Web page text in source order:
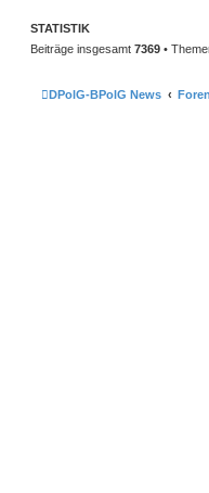
STATISTIK
Beiträge insgesamt 7369 •
DPolG-BPolG News